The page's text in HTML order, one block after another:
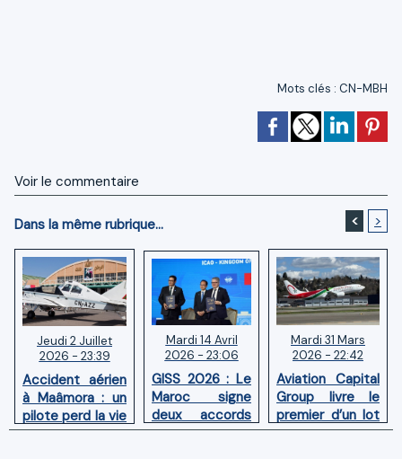
Mots clés : CN-MBH
Voir le commentaire
Dans la même rubrique... < >
Jeudi 2 Juillet
2026 - 23:39
Accident aérien
à Maâmora : un
pilote perd la vie
en combat
Mardi 14 Avril
2026 - 23:06
GISS 2026 : Le
Maroc signe
deux accords
avec l'OACI
Mardi 31 Mars
2026 - 22:42
Aviation Capital
Group livre le
premier d’un lot
de six Boeing